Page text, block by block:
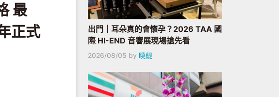
最
正式
出門｜耳朵真的會懷孕？2026 TAA 國
際 HI-END 音響展現場搶先看
2026/08/05 by 曉緹